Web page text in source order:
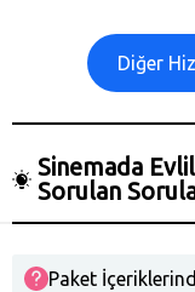
Diğer
Sinemada
Sorulan
Paket